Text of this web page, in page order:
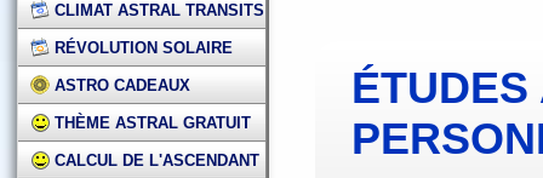
CLIMAT ASTRAL TRANSITS
RÉVOLUTION SOLAIRE
ASTRO CADEAUX
THÈME ASTRAL GRATUIT
CALCUL DE L'ASCENDANT